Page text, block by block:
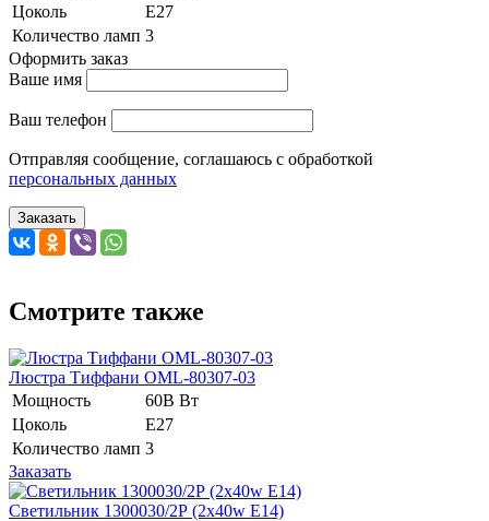
Цоколь
E27
Количество ламп 3
Оформить заказ
Ваше имя
Ваш телефон
Отправляя сообщение, соглашаюсь с обработкой
персональных данных
Заказать
Смотрите также
Люстра Тиффани OML-80307-03
Мощность
60В Вт
Цоколь
E27
Количество ламп 3
Заказать
Светильник 1300030/2Р (2x40w E14)